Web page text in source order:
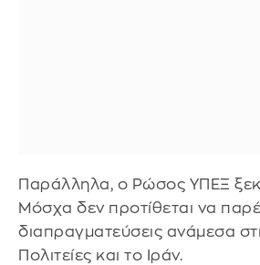
Παράλληλα, ο Ρώσος ΥΠΕΞ
Μόσχα δεν προτίθεται να
διαπραγματεύσεις ανάμεσα
Πολιτείες και το Ιράν.